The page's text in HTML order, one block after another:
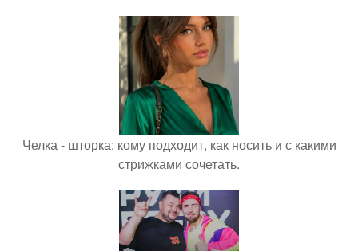
Челка - шторка: кому подходит, как носить и с какими
стрижками сочетать.